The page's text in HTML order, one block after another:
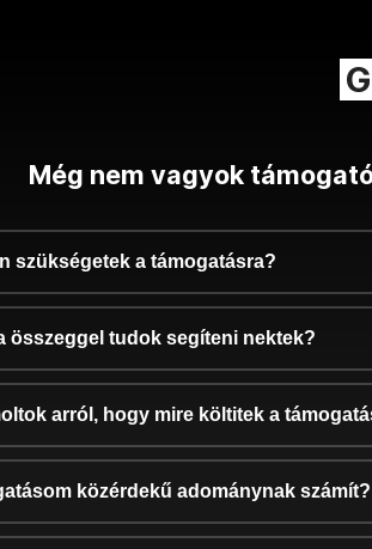
Még nem vagyok
szükségetek a támogatásra?
összeggel tudok segíteni nektek?
arról, hogy mire költitek a
közérdekű adománynak számít?